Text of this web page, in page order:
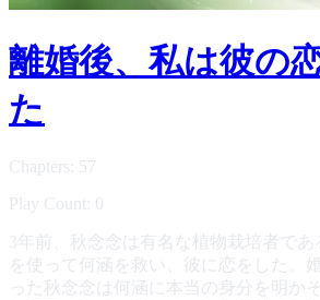
離婚後、私は彼の
た
Chapters: 57
Play Count: 0
3年前、秋念念は有名な植物栽培者で
を使って何涵を救い、彼に恋をした。
った秋念念は何涵に本当の身分を明か